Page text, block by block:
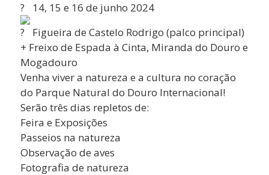
14, 15 e 16 de junho 2024
Figueira de Castelo Rodrigo (palco principal)
+ Freixo de Espada à Cinta, Miranda do Douro e
Mogadouro
Venha viver a natureza e a cultura no coração
do Parque Natural do Douro Internacional!
Serão três dias repletos de:
Feira e Exposições
Passeios na natureza
Observação de aves
Fotografia de natureza